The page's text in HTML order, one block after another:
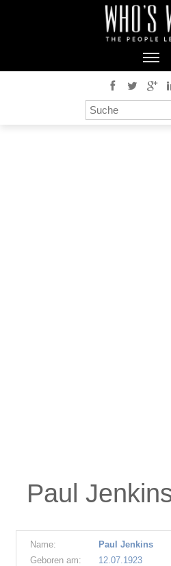
Paul
Name:
Paul Jenkins
Geboren am:
12.07.1923